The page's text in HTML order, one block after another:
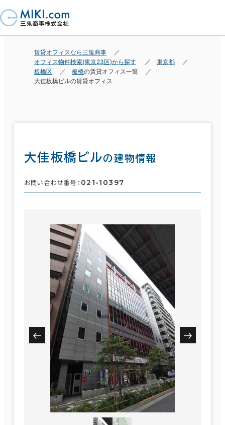
賃貸オフィスなら三鬼商事
オフィス物件検索(東京23区)から探す
東京都
板橋区
板橋の賃貸オフィス一覧
大佳板橋ビルの賃貸オフィス
大佳板橋ビルの建物情報
お問い合わせ番号： 021-10397